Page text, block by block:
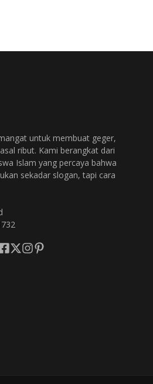
untuk membuat geger,
ribut. Kami berangkat dari
Islam yang percaya bahwa
sekadar slogan, tapi cara